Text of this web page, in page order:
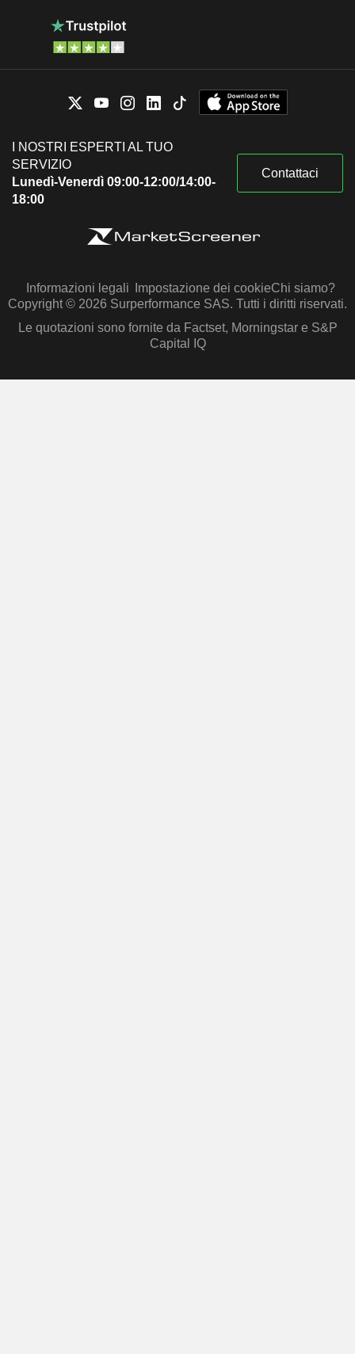
I NOSTRI ESPERTI AL TUO
SERVIZIO
Lunedì-Venerdì 09:00-12:00/14:00-
18:00
Contattaci
Informazioni legali Impostazione dei cookieChi siamo?
Copyright © 2026 Surperformance SAS. Tutti i diritti riservati.
Le quotazioni sono fornite da Factset, Morningstar e S&P
Capital IQ